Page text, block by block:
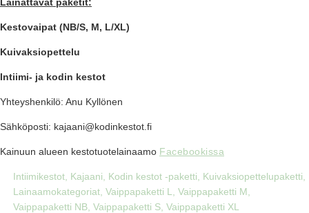
Kestovaipat (NB/S, M, L/XL)
Kuivaksiopettelu
Intiimi- ja kodin kestot
Yhteyshenkilö: Anu Kyllönen
Sähköposti: kajaani@kodinkestot.fi
Kainuun alueen kestotuotelainaamo Facebookissa
Intiimikestot Kajaani Kodin kestot -paketti Kuivaksiopettelupaketti
Lainaamokategoriat Vaippapaketti L Vaippapaketti M
Vaippapaketti NB Vaippapaketti S Vaippapaketti XL